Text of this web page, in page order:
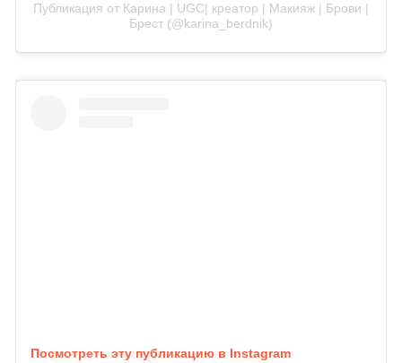
Публикация от Карина | UGC| креатор | Макияж | Брови |
Брест (@karina_berdnik)
Посмотреть эту публикацию в Instagram